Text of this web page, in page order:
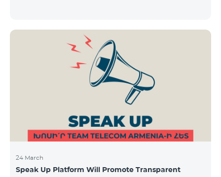
24 March
Speak Up Platform Will Promote Transparent